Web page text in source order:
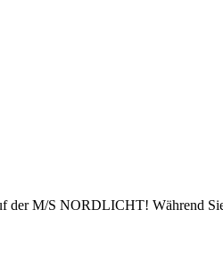
der M/S NORDLICHT! Während